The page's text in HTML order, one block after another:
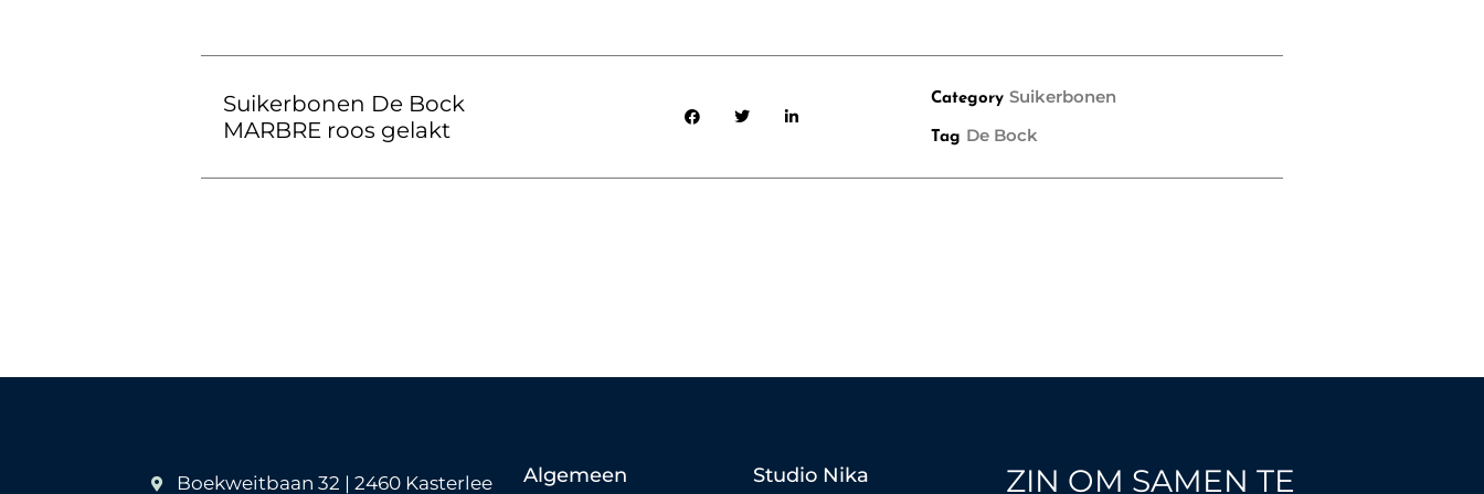
Suikerbonen De Bock
MARBRE roos gelakt
Category Suikerbonen
Tag De Bock
Boekweitbaan 32 | 2460 Kasterlee Algemeen Studio Nika
ZIN OM SAMEN TE